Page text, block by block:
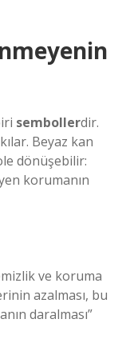
sembollerdir.
Beyaz kan
dönüşebilir:
korumanın
ve koruma
azalması, bu
daralması”